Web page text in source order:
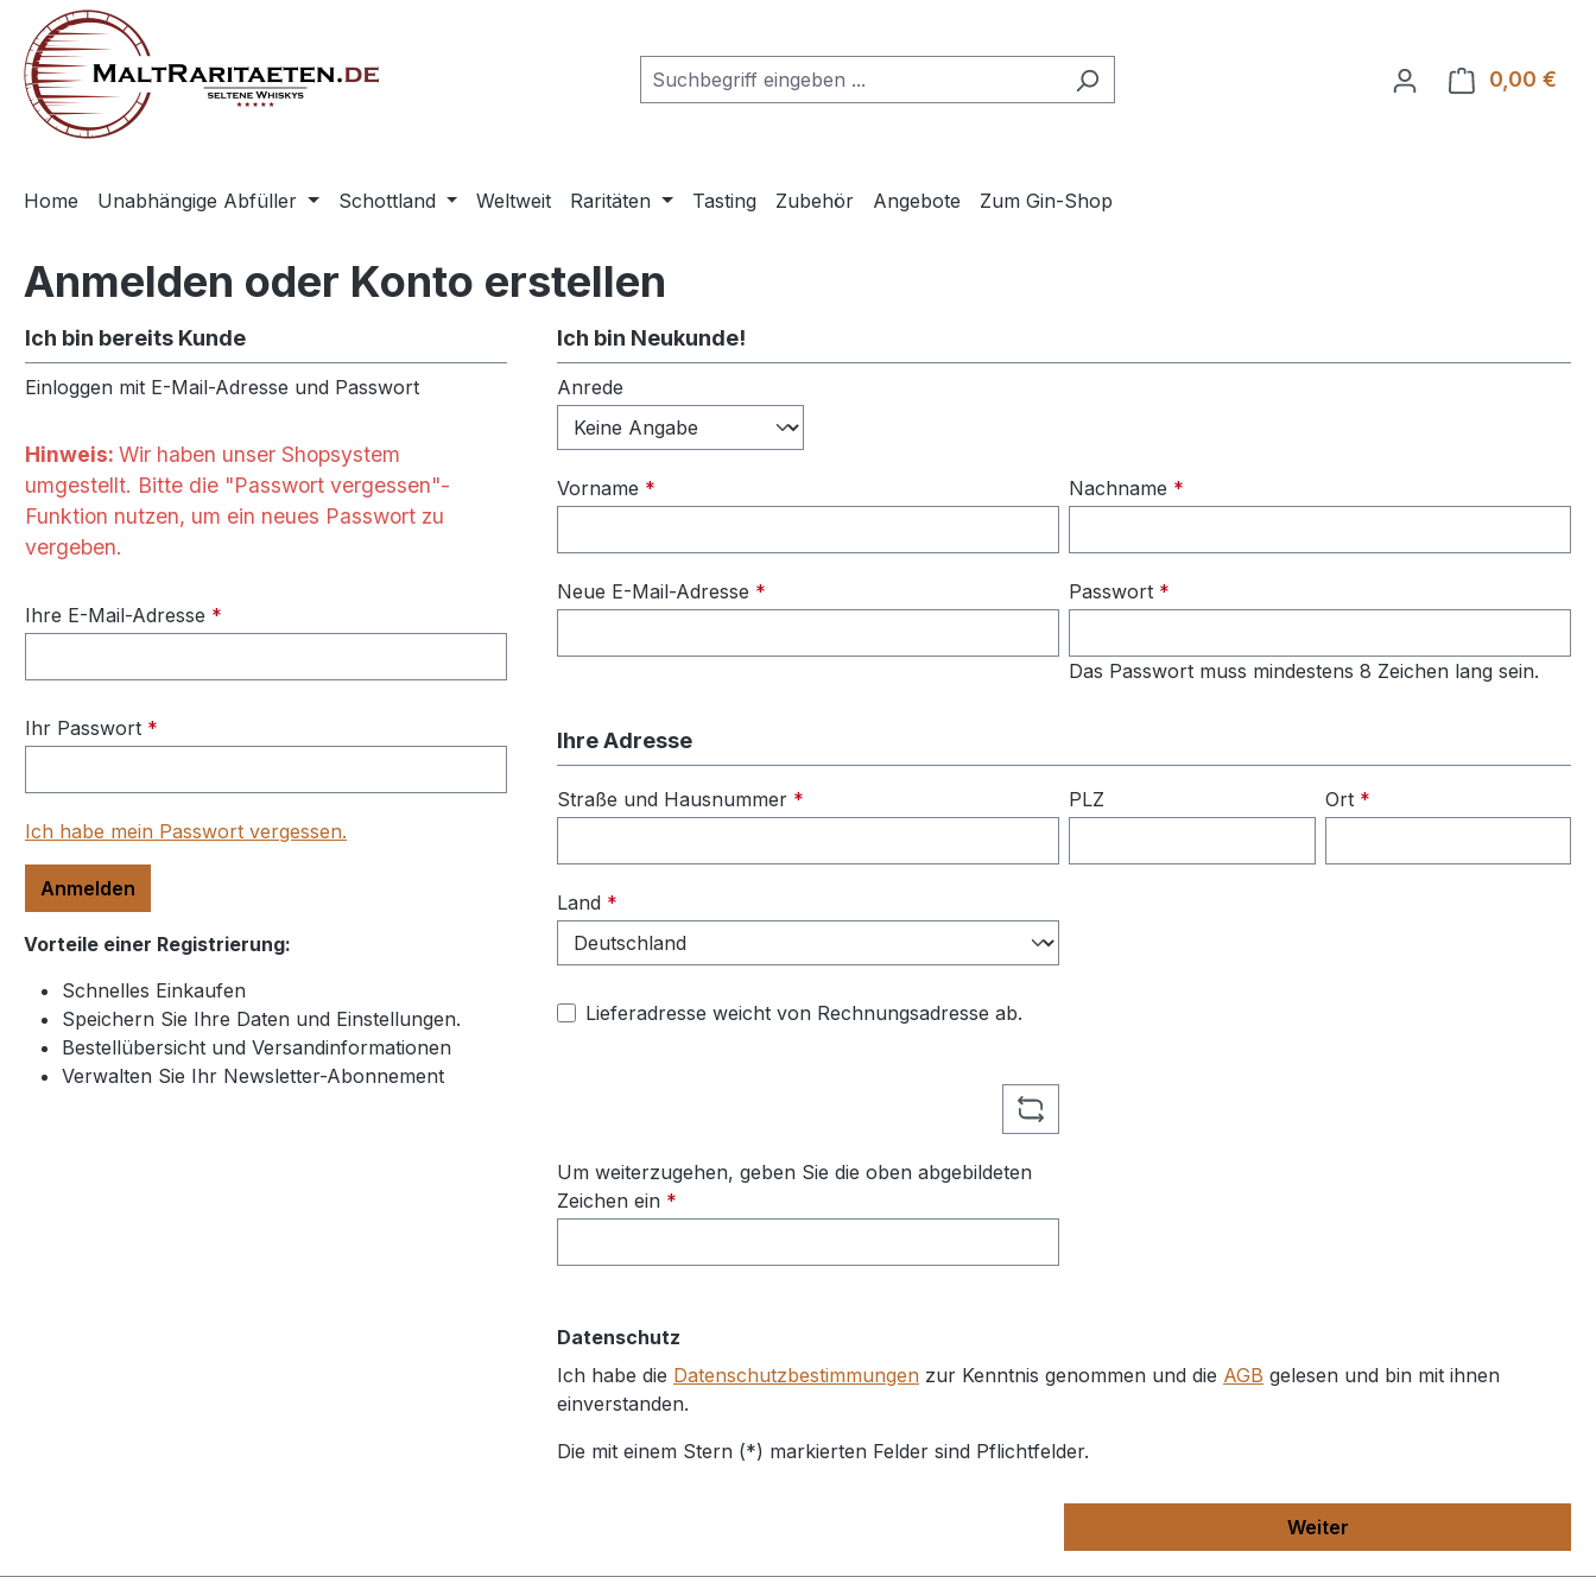
Zur Hauptnavigation springen
0,00 €
Home Unabhängige Abfüller Schottland Weltweit Raritäten Tasting Zubehör Angebote Zum Gin-Shop
Anmelden oder Konto erstellen
Ich bin bereits Kunde
Einloggen mit E-Mail-Adresse und Passwort
Hinweis: Wir haben unser Shopsystem
umgestellt. Bitte die "Passwort vergessen"-
Funktion nutzen, um ein neues Passwort zu
vergeben.
Ihre E-Mail-Adresse *
Ihr Passwort *
Ich habe mein Passwort vergessen.
Anmelden
Vorteile einer Registrierung:
Schnelles Einkaufen
Speichern Sie Ihre Daten und Einstellungen.
Bestellübersicht und Versandinformationen
Verwalten Sie Ihr Newsletter-Abonnement
Ich bin Neukunde!
Persönliche Informationen
Anrede
Vorname * Nachname *
Neue E-Mail-Adresse * Passwort *
Das Passwort muss mindestens 8 Zeichen lang sein.
Ihre Adresse
Straße und Hausnummer * PLZ Ort *
Land *
Lieferadresse weicht von Rechnungsadresse ab.
Um weiterzugehen, geben Sie die oben abgebildeten
Zeichen ein *
Datenschutz
Ich habe die Datenschutzbestimmungen zur Kenntnis genommen und die AGB gelesen und bin mit ihnen
einverstanden.
Die mit einem Stern (*) markierten Felder sind Pflichtfelder.
Weiter